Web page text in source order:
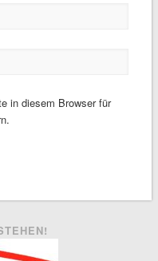
in diesem Browser für